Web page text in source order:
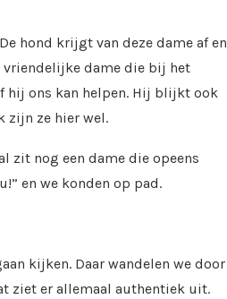
hond krijgt van deze dame af en
vriendelijke dame die bij het
hij ons kan helpen. Hij blijkt ook
zijn ze hier wel.
zit nog een dame die opeens
en we konden op pad.
kijken. Daar wandelen we door
ziet er allemaal authentiek uit.